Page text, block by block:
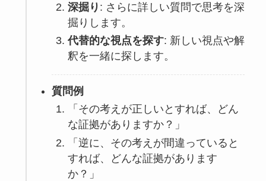
深掘り : さらに詳しい質問で思考を深
掘りします。
代替的な視点を探す: 新しい視点や解
釈を一緒に探します。
質問例
「その考えが正しいとすれば、どん
な証拠がありますか？」
「逆に、その考えが間違っていると
すれば、どんな証拠があります
か？」